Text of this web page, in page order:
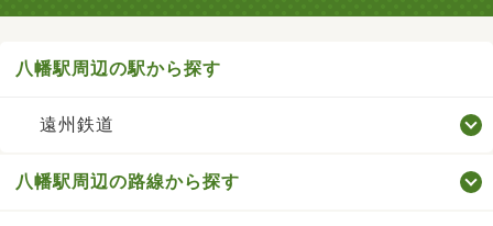
八幡駅周辺の駅から探す
遠州鉄道
八幡駅周辺の路線から探す